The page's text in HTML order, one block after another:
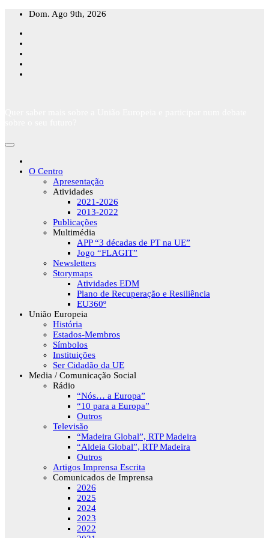
Skip
content
Dom. Ago 9th, 2026
O Centro
Apresentação
Atividades
2021-2026
2013-2022
Publicações
Multimédia
APP “3 décadas de PT na UE”
Jogo “FLAGIT”
Newsletters
Storymaps
Atividades EDM
Plano de Recuperação e Resiliência
EU360º
União Europeia
História
Estados-Membros
Símbolos
Instituições
Ser Cidadão da UE
Media / Comunicação Social
Rádio
“Nós… a Europa”
“10 para a Europa”
Outros
Televisão
“Madeira Global”, RTP Madeira
“Aldeia Global”, RTP Madeira
Outros
Artigos Imprensa Escrita
Comunicados de Imprensa
2026
2025
2024
2023
2022